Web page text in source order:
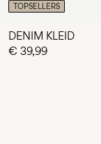
TOPSELLERS
DENIM KLEID
€ 39,99